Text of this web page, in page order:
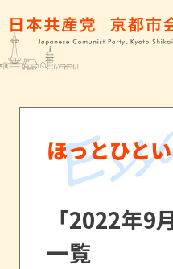
ほっとひと
「2022年9
一覧